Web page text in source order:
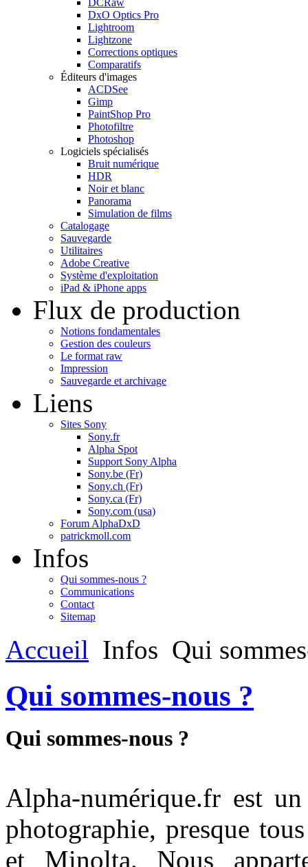
DCRaw
DxO Optics Pro
Lightroom
Lightzone
Corrections optiques
Comparatifs
Éditeurs d'images
ACDSee
Gimp
PaintShop Pro
Photofiltre
Photoshop
Logiciels spécialisés
Bruit numérique
HDR
Noir et blanc
Panorama
Simulation de films
Catalogage
Sauvegarde
Utilitaires
Adobe Creative
Système d'exploitation
iPad & iPhone apps
Flux de production
Notions fondamentales
Gestion des couleurs
Le format raw
Impression
Sauvegarde et archivage
Liens
Sites Sony
Sony.fr
Alpha Spot
Support Sony Alpha
Sony.be (Fr)
Sony.ch (Fr)
Sony.ca (Fr)
Sony.com (usa)
Forum AlphaDxD
patrickmoll.com
Infos
Qui sommes-nous ?
Communications
Contact
Sitemap
Accueil Infos Qui
Qui sommes-nous ?
Qui sommes-nous ?
Alpha-numérique.fr est
photographie, presque
et Minolta. Nous